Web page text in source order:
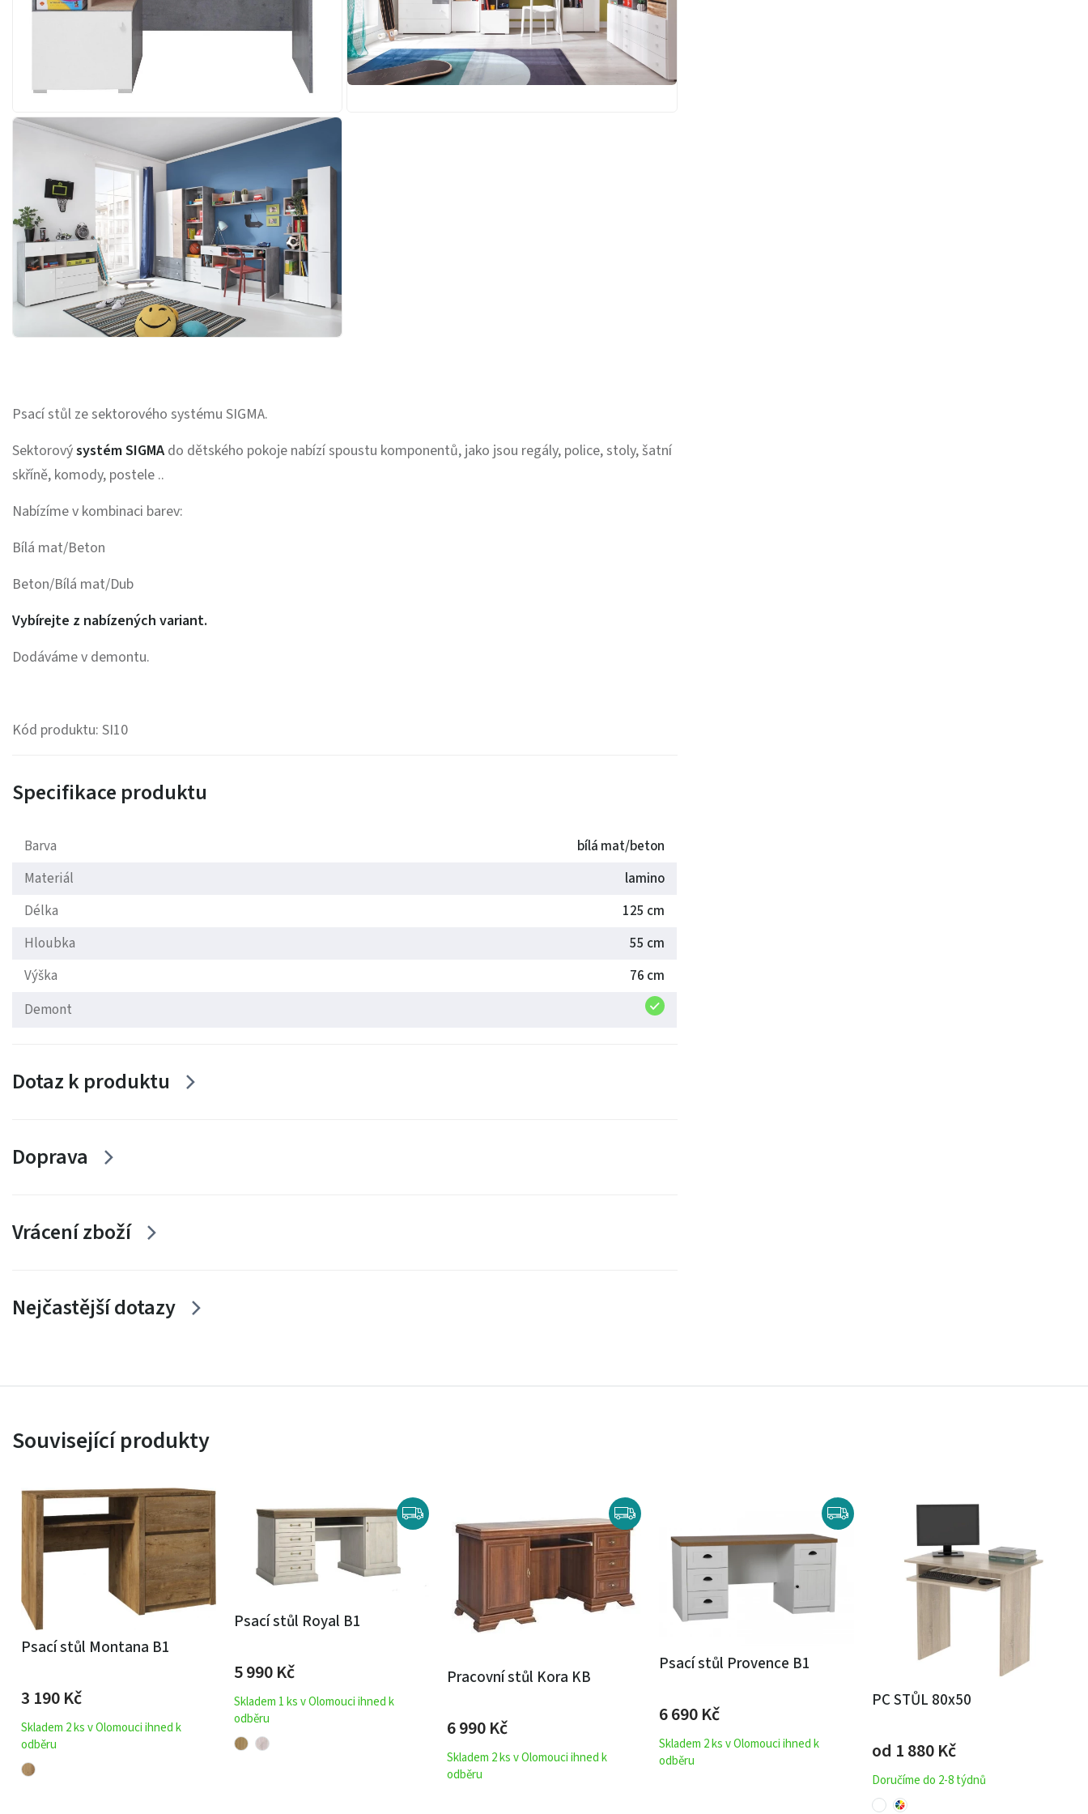
Psací stůl ze sektorového systému SIGMA.
Sektorovýsystém SIGMAdo dětského pokoje nabízí spoustu komponentů, jako jsou regály, police, stoly, šatní
skříně, komody, postele ..
Nabízíme v kombinaci barev:
Bílá mat/Beton
Beton/Bílá mat/Dub
Vybírejte z nabízených variant.
Dodáváme v demontu.
Kód produktu: SI10
Specifikace produktu
Barva
bílá mat/beton
Materiál
lamino
Délka
125 cm
Hloubka
55 cm
Výška
76 cm
Demont
Dotaz k produktu
Doprava
Vrácení zboží
Nejčastější dotazy
Související produkty
Psací stůl Montana B1
3 190Kč
Skladem 2 ks v Olomouci ihned k
odběru
Psací stůl Royal B1
5 990Kč
Skladem 1 ks v Olomouci ihned k
odběru
Pracovní stůl Kora KB
6 990Kč
Skladem 2 ks v Olomouci ihned k
odběru
Psací stůl Provence B1
6 690Kč
Skladem 2 ks v Olomouci ihned k
odběru
PC STŮL 80x50
od 1 880Kč
Doručíme do 2-8 týdnů